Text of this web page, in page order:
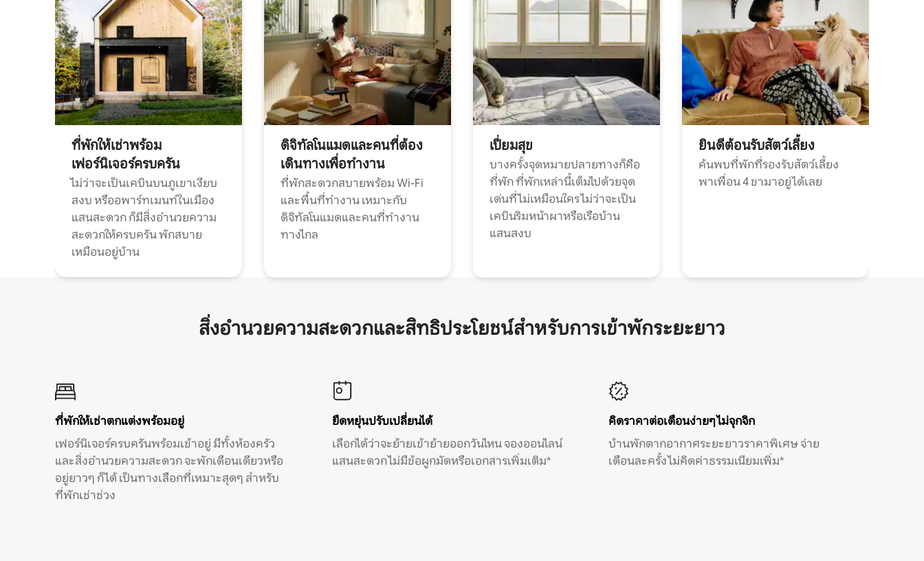
ที่พักให้เช่าพร้อม
เฟอร์นิเจอร์ครบครัน
ไม่ว่าจะเป็นเคบินบนภูเขาเงียบ
สงบ หรืออพาร์ทเมนท์ในเมือง
แสนสะดวก ก็มีสิ่งอำนวยความ
สะดวกให้ครบครัน พักสบาย
เหมือนอยู่บ้าน
ดิจิทัลโนแมดและคนที่ต้อง
เดินทางเพื่อทำงาน
ที่พักสะดวกสบายพร้อม Wi-Fi
และพื้นที่ทำงาน เหมาะกับ
ดิจิทัลโนแมดและคนที่ทำงาน
ทางไกล
เปี่ยมสุข
บางครั้งจุดหมายปลายทางก็คือ
ที่พัก ที่พักเหล่านี้เต็มไปด้วยจุด
เด่นที่ไม่เหมือนใคร ไม่ว่าจะเป็น
เคบินริมหน้าผาหรือเรือบ้าน
แสนสงบ
ยินดีต้อนรับสัตว์เลี้ยง
ค้นพบที่พักที่รองรับสัตว์เลี้ยง
พาเพื่อน 4 ขามาอยู่ได้เลย
สิ่งอำนวยความสะดวกและสิทธิประโยชน์สำหรับการเข้าพักระยะยาว
ที่พักให้เช่าตกแต่งพร้อมอยู่
เฟอร์นิเจอร์ครบครันพร้อมเข้าอยู่ มีทั้งห้องครัว
และสิ่งอำนวยความสะดวก จะพักเดือนเดียวหรือ
อยู่ยาวๆ ก็ได้ เป็นทางเลือกที่เหมาะสุดๆ สำหรับ
ที่พักเช่าช่วง
ยืดหยุ่นปรับเปลี่ยนได้
เลือกได้ว่าจะย้ายเข้าย้ายออกวันไหน จองออนไลน์
แสนสะดวก ไม่มีข้อผูกมัดหรือเอกสารเพิ่มเติม*
คิดราคาต่อเดือนง่ายๆ ไม่จุกจิก
บ้านพักตากอากาศระยะยาวราคาพิเศษ จ่าย
เดือนละครั้ง ไม่คิดค่าธรรมเนียมเพิ่ม*